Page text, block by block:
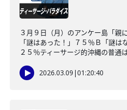
３月９日（月）のアンケー島「親
「謎はあった！」７５％Ｂ「謎は
２５％ティーサージ的沖縄の普通
2026.03.09 |01:20:40